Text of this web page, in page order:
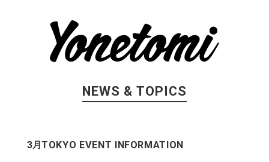
NEWS & TOPICS
3月TOKYO EVENT INFORMATION